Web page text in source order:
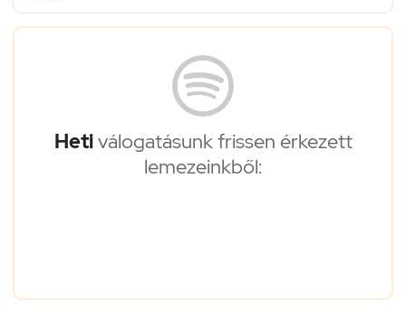
Hetiválogatásunk frissen érkezett
lemezeinkből: